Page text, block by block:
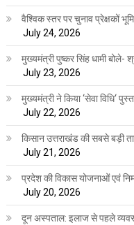
वैश्विक स्तर पर चुनाव प्रेक्षकों
July 24, 2026
मुख्यमंत्री पुष्कर सिंह धामी बोले-
July 23, 2026
मुख्यमंत्री ने किया ‘सेवा विधि‘
July 22, 2026
किसान उत्तराखंड की सबसे बड़ी
July 21, 2026
प्रदेश की विकास योजनाओं एवं
July 20, 2026
दून अस्पताल: इलाज से पहले